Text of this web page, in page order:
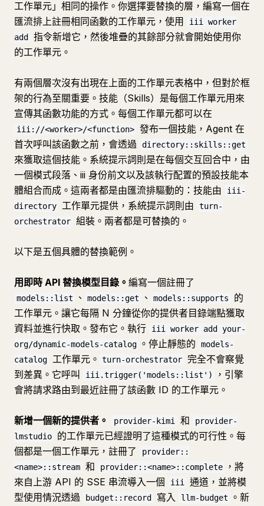
工作單元」相同的操作。你選擇要替換的層，編寫一個在
匯流排上註冊相同函數的工作單元，使用
iii worker
add
指令新增它，然後堆疊的其餘部分就會開始使用你
的工作單元。
有兩個層次沒有出現在上面的工作單元表格中，但對於框
架的行為至關重要。技能（Skills）是每個工作單元用來
宣傳其函數功能的方式。每個工作單元都可以在
iii://<worker>/<function> 發布一個技能，Agent 在
首次呼叫該函數之前，會透過 directory::skills::get
來獲取這個技能。系統提示詞則是在每個交互回合中，由
一個模式段落、iii 身份前文以及該執行配置的預設技能本
體組合而成。這兩者都是由匯流排驅動的：技能由
iii-
directory 工作單元提供，系統提示詞則由
turn-
orchestrator 組裝。兩者都是可替換的。
以下是五個具體的替換範例。
用即時 API 替換模型目錄。 編寫一個註冊了
models::list 、 models::get 、 models::supports
的
工作單元。讓它每隔 N 分鐘從你的提供者目錄端點獲取
資料並進行快取。發布它。執行
iii worker add your-
org/dynamic-models-catalog 。停止靜態的
models-
catalog 工作單元。 turn-orchestrator 完全不會察覺
到差異。它呼叫
iii.trigger('models::list')
，引擎
會將請求路由到最近註冊了該函數 ID 的工作單元。
新增一個新的提供者。 provider-kimi 和
provider-
lmstudio
的工作單元已經證明了這種模式的可行性。每
個都是一個工作單元，註冊了
provider::
<name>::stream 和 provider::<name>::complete
，將
來自上游 API 的 SSE 串流導入一個
iii
通道，並將模
型使用情況透過
budget::record 寫入 llm-budget
。新